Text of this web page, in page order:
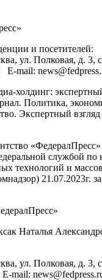
»
и посетителей:
, ул. Полковая, д. 3,
E-mail:
холдинг:
Политика,
Экспертный
«ФедералПресс»
службой по
технологий и
21.07.2023г.
Наталья
ул. Полковая, д. 3,
mail: